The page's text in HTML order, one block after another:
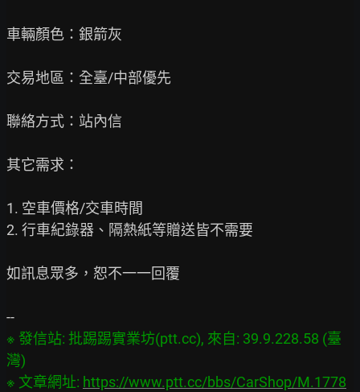
車輛顏色：銀箭灰
交易地區：全臺/中部優先
聯絡方式：站內信
其它需求：
1. 空車價格/交車時間
2. 行車紀錄器、隔熱紙等贈送皆不需要
如訊息眾多，恕不一一回覆
※ 發信站: 批踢踢實業坊(ptt.cc), 來自: 39.9.228.58 (臺
灣)
※ 文章網址: https://www.ptt.cc/bbs/CarShop/M.1778